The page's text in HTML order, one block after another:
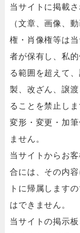
当サイトに掲載
（文章、画像、
権・肖像権等は
者が保有し、私
る範囲を超えて
製、改ざん、譲
ることを禁止し
変形・変更・加
ません。
当サイトからお
合には、その内
トに帰属します
はできません。
当サイトの掲示